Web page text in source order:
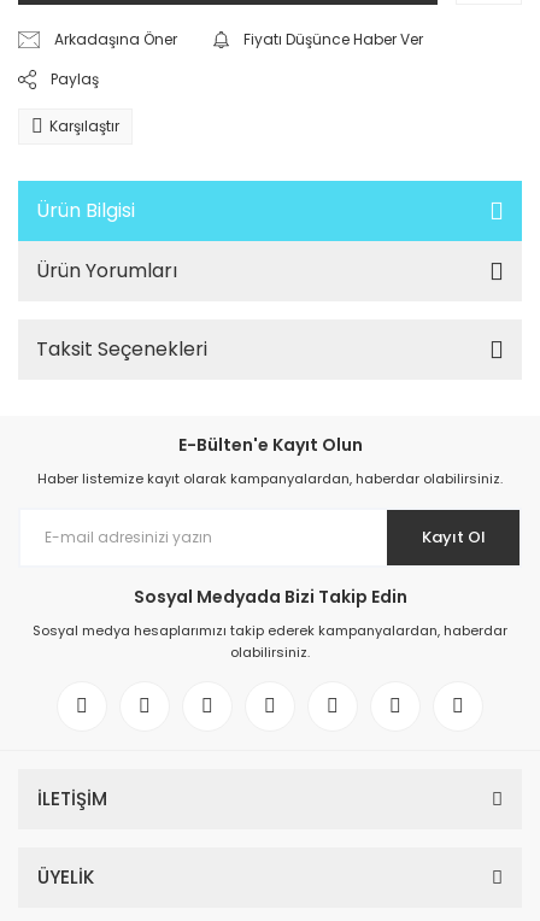
Arkadaşına Öner
Fiyatı Düşünce Haber Ver
Paylaş
Karşılaştır
Ürün Bilgisi
Ürün Yorumları
Taksit Seçenekleri
E-Bülten'e Kayıt Olun
Haber listemize kayıt olarak kampanyalardan, haberdar olabilirsiniz.
Kayıt Ol
Sosyal Medyada Bizi Takip Edin
Sosyal medya hesaplarımızı takip ederek kampanyalardan, haberdar
olabilirsiniz.
İLETİŞİM
ÜYELİK